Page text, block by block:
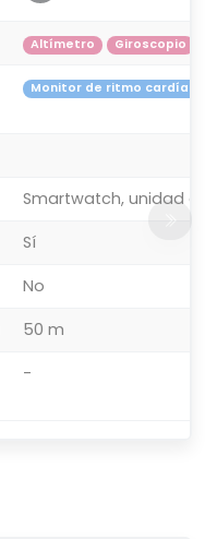
Altímetro Giroscopio
Monitor de ritmo cardíaco
Smartwatch, unidad
Sí
No
50 m
-